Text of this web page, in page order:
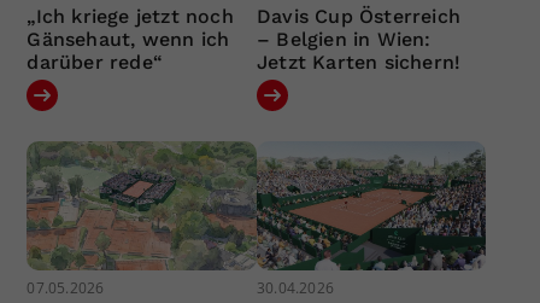
„Ich kriege jetzt noch
Gänsehaut, wenn ich
darüber rede“
Davis Cup Österreich
– Belgien in Wien:
Jetzt Karten sichern!
07.05.2026 30.04.2026